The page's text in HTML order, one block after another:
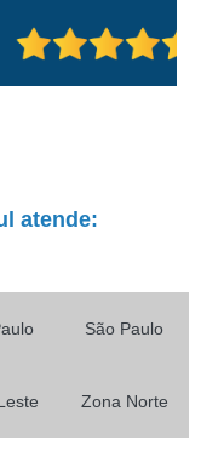
atende:
São Paulo
Zona Norte